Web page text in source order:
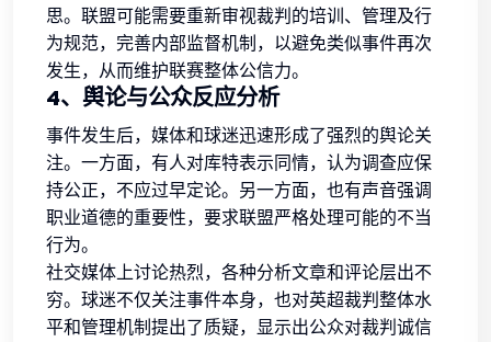
思。联盟可能需要重新审视裁判的培训、管理及行
为规范，完善内部监督机制，以避免类似事件再次
发生，从而维护联赛整体公信力。
4、舆论与公众反应分析
事件发生后，媒体和球迷迅速形成了强烈的舆论关
注。一方面，有人对库特表示同情，认为调查应保
持公正，不应过早定论。另一方面，也有声音强调
职业道德的重要性，要求联盟严格处理可能的不当
行为。
社交媒体上讨论热烈，各种分析文章和评论层出不
穷。球迷不仅关注事件本身，也对英超裁判整体水
平和管理机制提出了质疑，显示出公众对裁判诚信